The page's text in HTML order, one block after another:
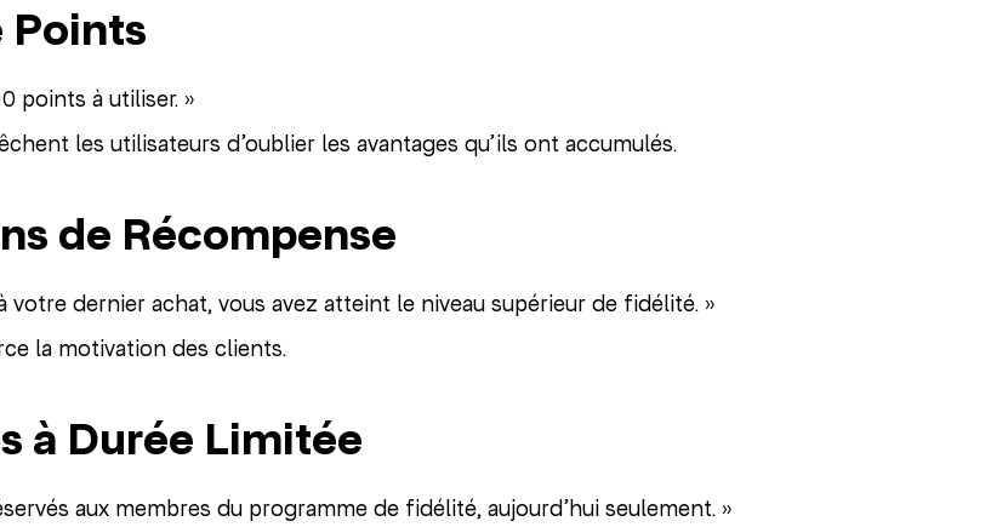
Points
points à utiliser. »
les utilisateurs d’oublier les avantages qu’ils ont accumulés.
de Récompense
votre dernier achat, vous avez atteint le niveau supérieur de fidélité. »
la motivation des clients.
à Durée Limitée
aux membres du programme de fidélité, aujourd’hui seulement. »